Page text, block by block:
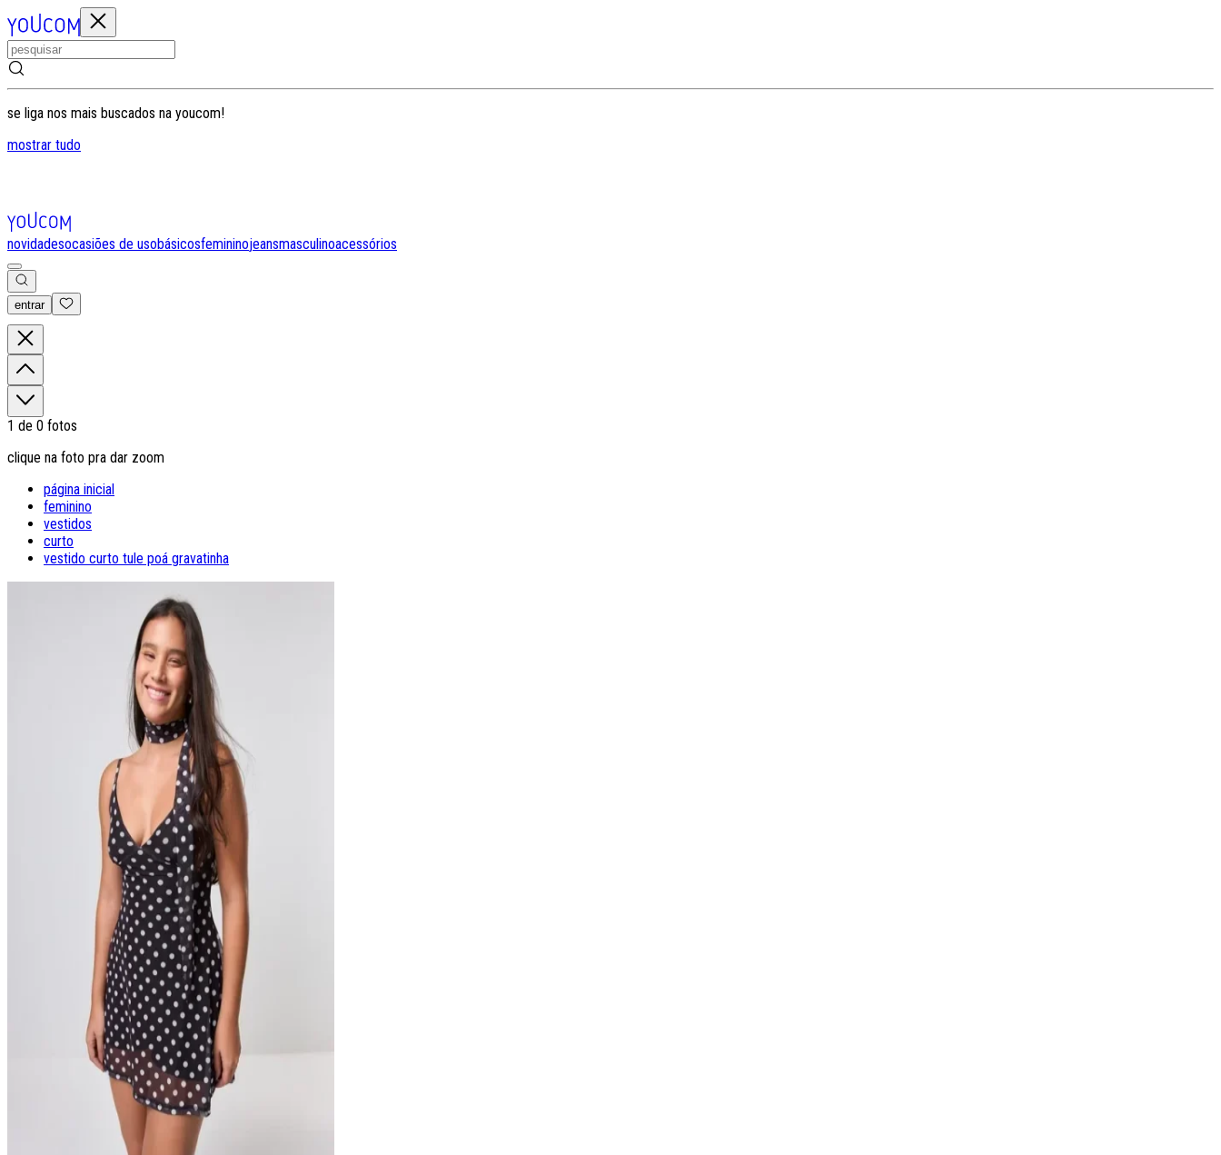
se liga nos mais buscados na youcom!
mostrar tudo
novidadesocasiões de usobásicosfemininojeansmasculinoacessórios
entrar
1 de 0 fotos
clique na foto pra dar zoom
página inicial
feminino
vestidos
curto
vestido curto tule poá gravatinha